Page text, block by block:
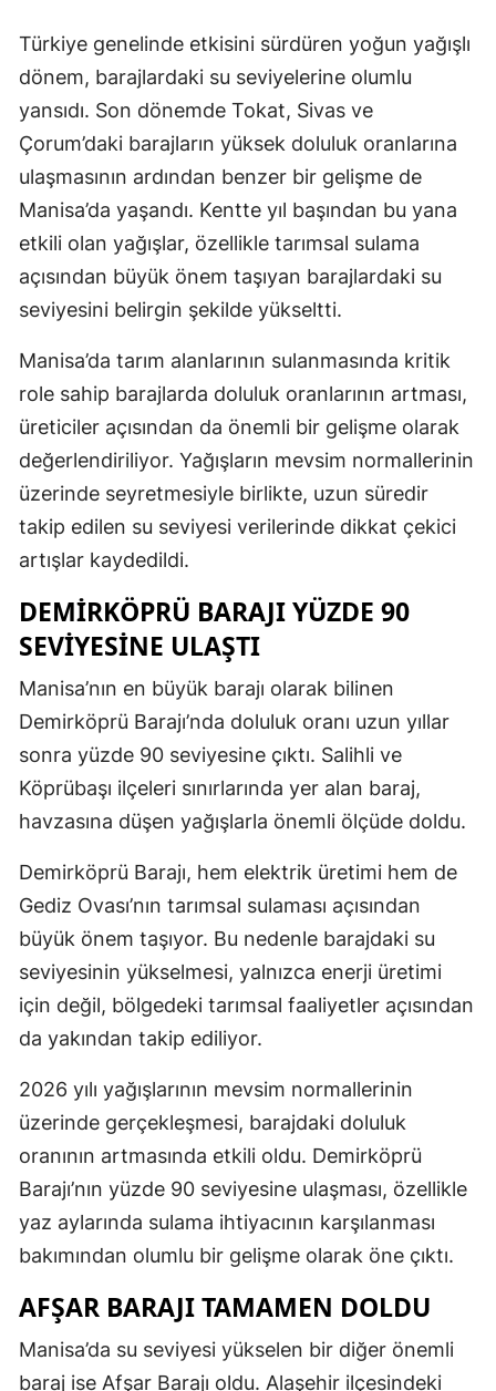
Türkiye genelinde etkisini sürdüren yoğun yağışlı
dönem, barajlardaki su seviyelerine olumlu
yansıdı. Son dönemde Tokat, Sivas ve
Çorum’daki barajların yüksek doluluk oranlarına
ulaşmasının ardından benzer bir gelişme de
Manisa’da yaşandı. Kentte yıl başından bu yana
etkili olan yağışlar, özellikle tarımsal sulama
açısından büyük önem taşıyan barajlardaki su
seviyesini belirgin şekilde yükseltti.
Manisa’da tarım alanlarının sulanmasında kritik
role sahip barajlarda doluluk oranlarının artması,
üreticiler açısından da önemli bir gelişme olarak
değerlendiriliyor. Yağışların mevsim normallerinin
üzerinde seyretmesiyle birlikte, uzun süredir
takip edilen su seviyesi verilerinde dikkat çekici
artışlar kaydedildi.
DEMIRKÖPRÜ BARAJI YÜZDE 90
SEVIYESINE ULAŞTI
Manisa’nın en büyük barajı olarak bilinen
Demirköprü Barajı’nda doluluk oranı uzun yıllar
sonra yüzde 90 seviyesine çıktı. Salihli ve
Köprübaşı ilçeleri sınırlarında yer alan baraj,
havzasına düşen yağışlarla önemli ölçüde doldu.
Demirköprü Barajı, hem elektrik üretimi hem de
Gediz Ovası’nın tarımsal sulaması açısından
büyük önem taşıyor. Bu nedenle barajdaki su
seviyesinin yükselmesi, yalnızca enerji üretimi
için değil, bölgedeki tarımsal faaliyetler açısından
da yakından takip ediliyor.
2026 yılı yağışlarının mevsim normallerinin
üzerinde gerçekleşmesi, barajdaki doluluk
oranının artmasında etkili oldu. Demirköprü
Barajı’nın yüzde 90 seviyesine ulaşması, özellikle
yaz aylarında sulama ihtiyacının karşılanması
bakımından olumlu bir gelişme olarak öne çıktı.
AFŞAR BARAJI TAMAMEN DOLDU
Manisa’da su seviyesi yükselen bir diğer önemli
baraj ise Afşar Barajı oldu. Alaşehir ilçesindeki